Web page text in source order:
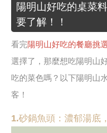
陽明山好吃的桌菜
要了解！！
看完陽明山好吃的餐廳挑
選擇了，那麼想吃陽明山
吃的菜色嗎？以下陽明山
客！
1.砂鍋魚頭：濃郁湯底